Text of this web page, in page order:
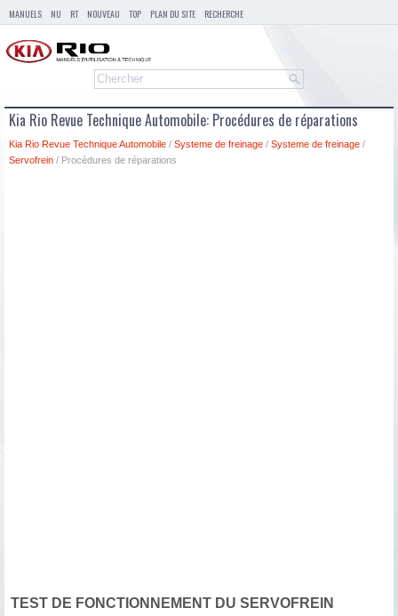
MANUELS NU RT NOUVEAU TOP PLAN DU SITE RECHERCHE
Kia Rio Revue Technique Automobile: Procédures de réparations
Kia Rio Revue Technique Automobile / Systeme de freinage / Systeme de freinage /
Servofrein / Procédures de réparations
TEST DE FONCTIONNEMENT DU SERVOFREIN